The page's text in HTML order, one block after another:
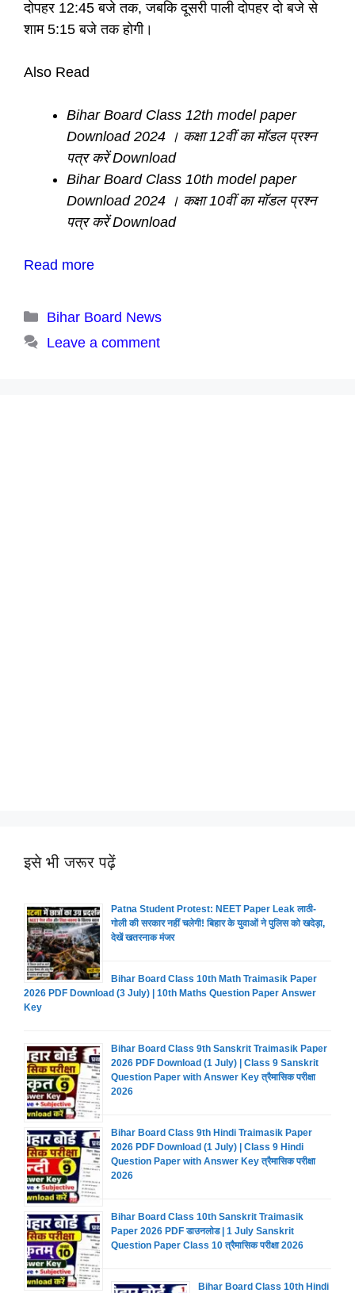
दोपहर 12:45 बजे तक, जबकि दूसरी पाली दोपहर दो बजे से
शाम 5:15 बजे तक होगी।
Also Read
Bihar Board Class 12th model paper
Download 2024 । कक्षा 12वीं का मॉडल प्रश्न
पत्र करें Download
Bihar Board Class 10th model paper
Download 2024 । कक्षा 10वीं का मॉडल प्रश्न
पत्र करें Download
Read more
Categories
Bihar Board News
Leave a comment
इसे भी जरूर पढ़ें
Patna Student Protest: NEET Paper Leak लाठी-
गोली की सरकार नहीं चलेगी! बिहार के युवाओं ने पुलिस को खदेड़ा,
देखें खतरनाक मंजर
Bihar Board Class 10th Math Traimasik Paper
2026 PDF Download (3 July) | 10th Maths Question Paper Answer
Key
Bihar Board Class 9th Sanskrit Traimasik Paper
2026 PDF Download (1 July) | Class 9 Sanskrit
Question Paper with Answer Key त्रैमासिक परीक्षा
2026
Bihar Board Class 9th Hindi Traimasik Paper
2026 PDF Download (1 July) | Class 9 Hindi
Question Paper with Answer Key त्रैमासिक परीक्षा
2026
Bihar Board Class 10th Sanskrit Traimasik
Paper 2026 PDF डाउनलोड | 1 July Sanskrit
Question Paper Class 10 त्रैमासिक परीक्षा 2026
Bihar Board Class 10th Hindi